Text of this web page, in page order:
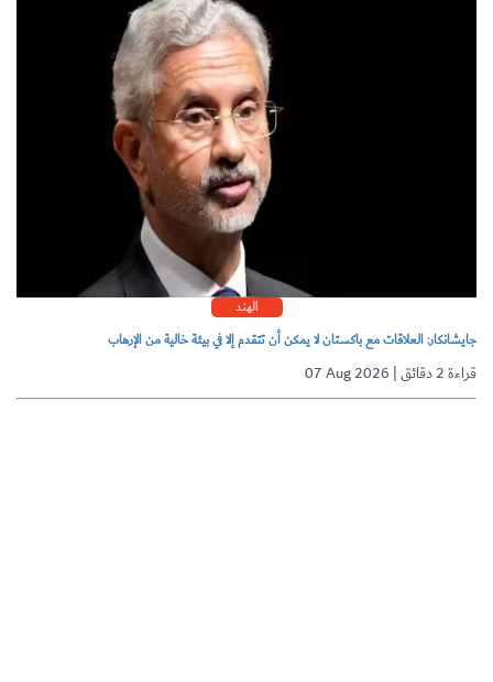
الهند
جايشانكار: العلاقات مع باكستان لا يمكن أن تتقدم إلا في بيئة خالية من الإرهاب
07 Aug 2026 | قراءة 2 دقائق